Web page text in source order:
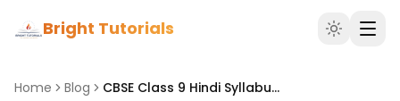
Bright Tutorials
Home Blog CBSE Class 9 Hindi Syllabus 2026-27 — Course A (Kshitij + Kritika) & Course B (Sparsh + Sanchayan)